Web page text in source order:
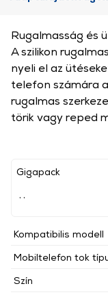
Gigapack
Kompatibilis modell
Mobiltelefon tok
Szín
Rugalmasság és
A szilikon
nyeli el az
telefon számára
rugalmas
törik vagy reped